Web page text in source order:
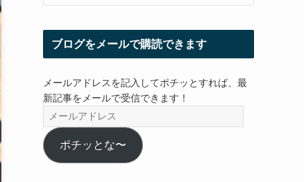
ブログをメールで購読できます
メールアドレスを記入してポチッとすれば、最
新記事をメールで受信できます！
ー
ル
ア
ポチッとな〜